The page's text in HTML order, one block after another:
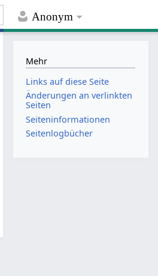
Anonym
Mehr
Links auf diese Seite
Änderungen an verlinkten
Seiten
Seiten­­informationen
Seitenlogbücher